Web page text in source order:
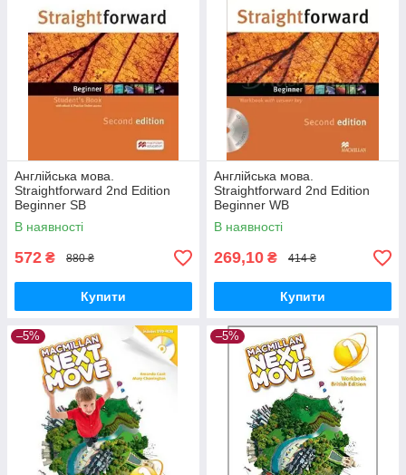
Англійська мова.
Straightforward 2nd Edition
Beginner SВ
В наявності
572 ₴ 880 ₴
Купити
Англійська мова.
Straightforward 2nd Edition
Beginner WB
В наявності
269,10 ₴ 414 ₴
Купити
–5% –5%